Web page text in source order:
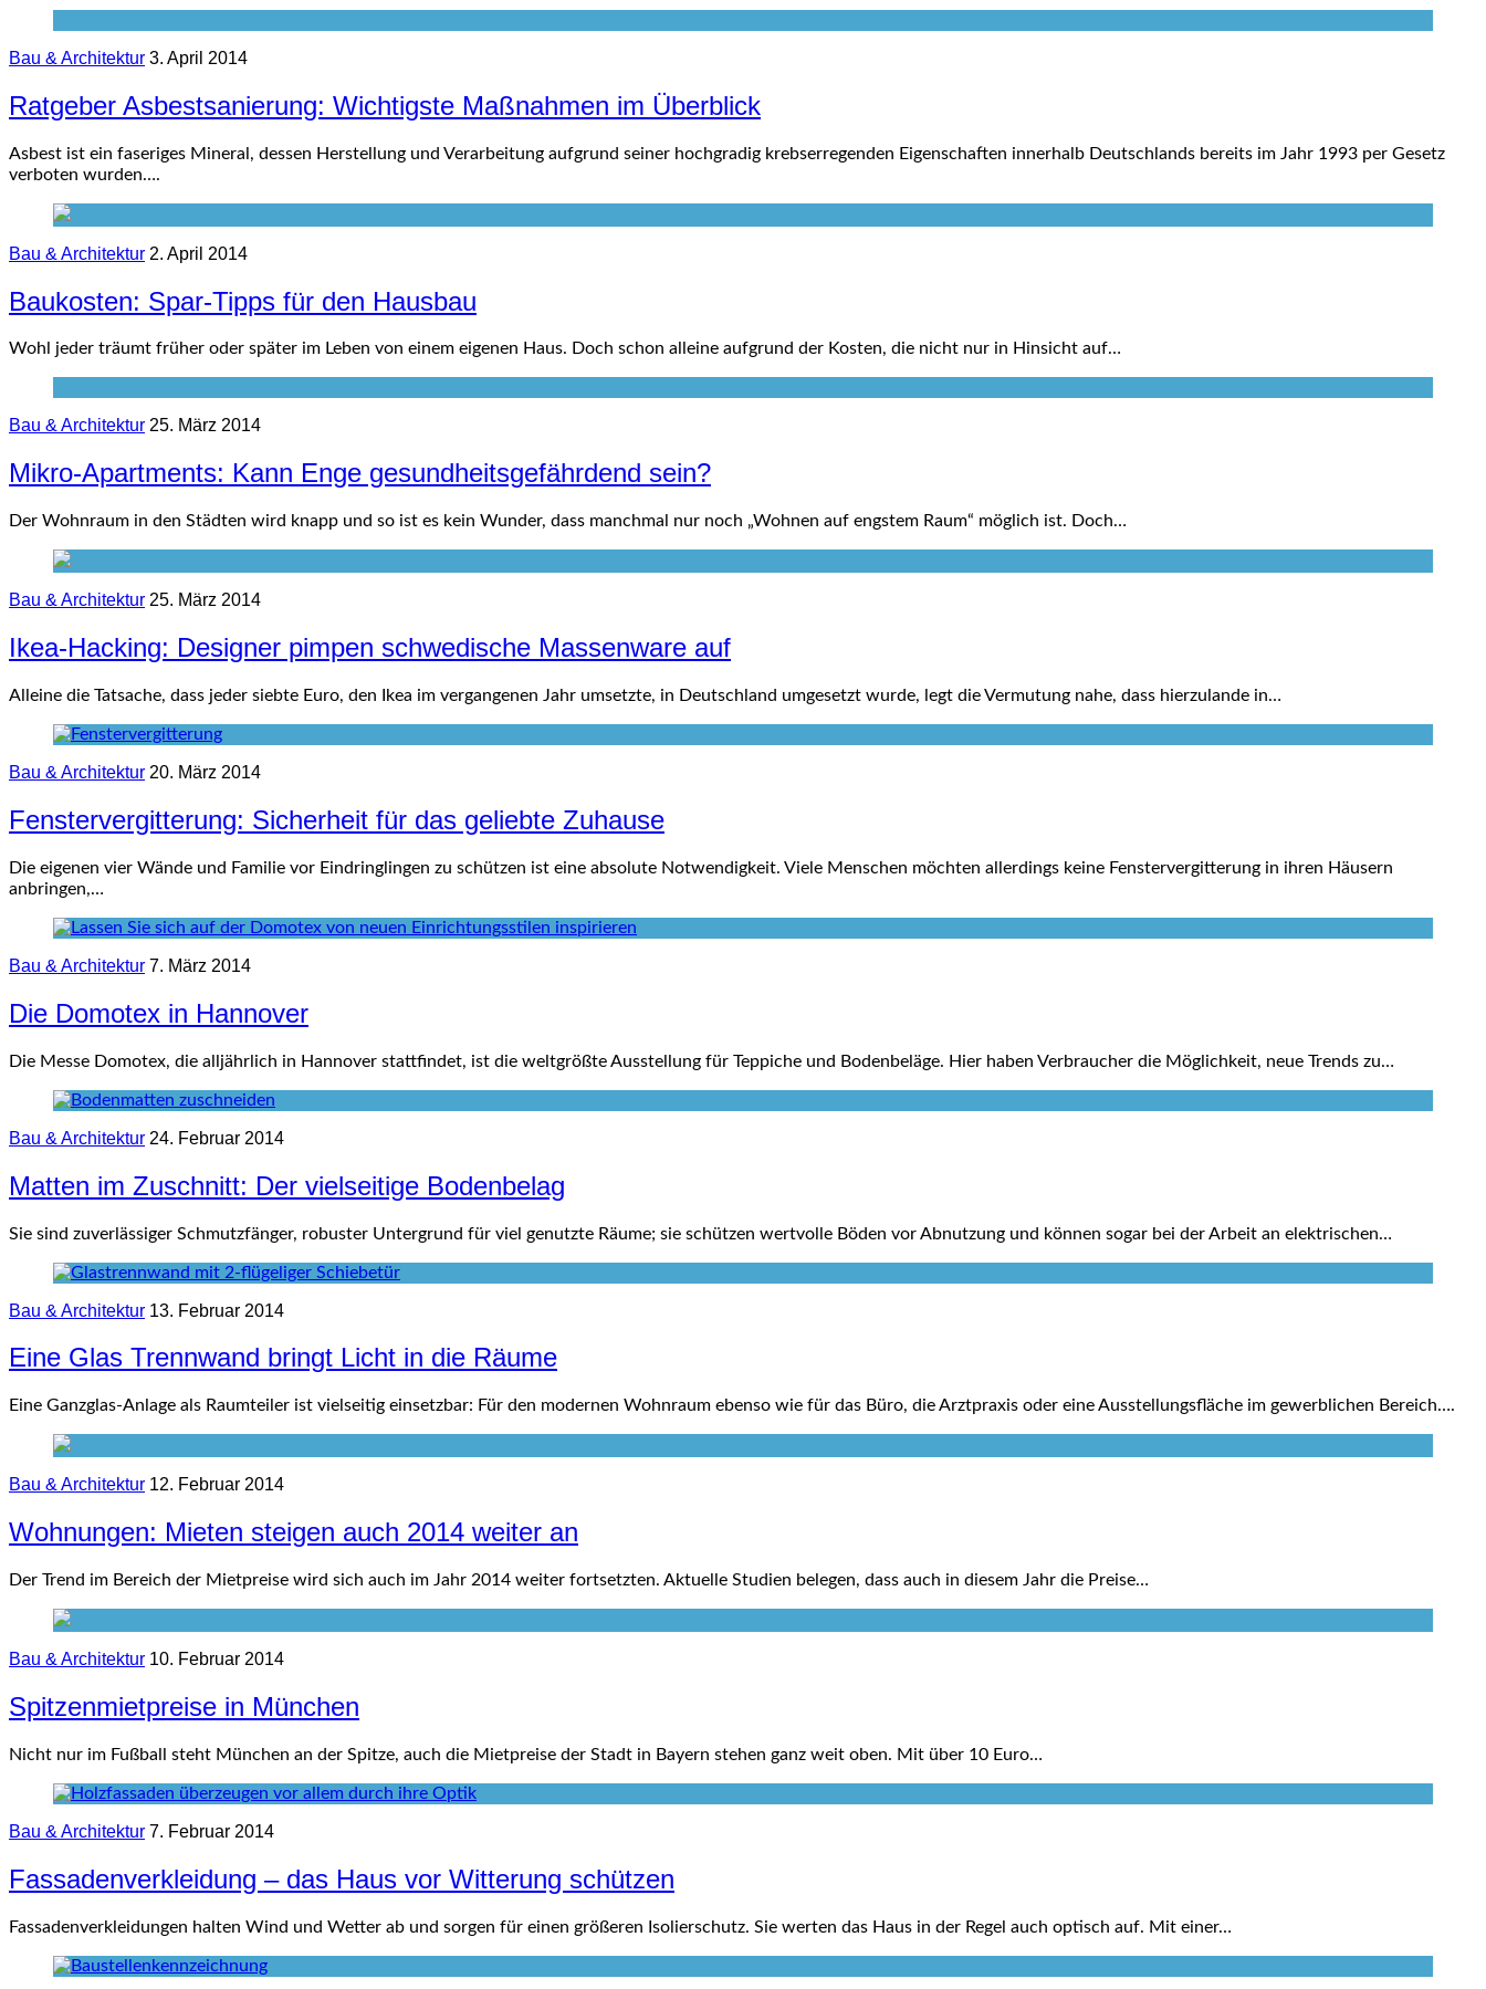
Bau & Architektur 3. April 2014
Ratgeber Asbestsanierung: Wichtigste Maßnahmen im Überblick
Asbest ist ein faseriges Mineral, dessen Herstellung und Verarbeitung aufgrund seiner hochgradig krebserregenden Eigenschaften innerhalb Deutschlands bereits im Jahr 1993 per Gesetz
verboten wurden….
Bau & Architektur 2. April 2014
Baukosten: Spar-Tipps für den Hausbau
Wohl jeder träumt früher oder später im Leben von einem eigenen Haus. Doch schon alleine aufgrund der Kosten, die nicht nur in Hinsicht auf…
Bau & Architektur 25. März 2014
Mikro-Apartments: Kann Enge gesundheitsgefährdend sein?
Der Wohnraum in den Städten wird knapp und so ist es kein Wunder, dass manchmal nur noch „Wohnen auf engstem Raum“ möglich ist. Doch…
Bau & Architektur 25. März 2014
Ikea-Hacking: Designer pimpen schwedische Massenware auf
Alleine die Tatsache, dass jeder siebte Euro, den Ikea im vergangenen Jahr umsetzte, in Deutschland umgesetzt wurde, legt die Vermutung nahe, dass hierzulande in…
Bau & Architektur 20. März 2014
Fenstervergitterung: Sicherheit für das geliebte Zuhause
Die eigenen vier Wände und Familie vor Eindringlingen zu schützen ist eine absolute Notwendigkeit. Viele Menschen möchten allerdings keine Fenstervergitterung in ihren Häusern
anbringen,…
Bau & Architektur 7. März 2014
Die Domotex in Hannover
Die Messe Domotex, die alljährlich in Hannover stattfindet, ist die weltgrößte Ausstellung für Teppiche und Bodenbeläge. Hier haben Verbraucher die Möglichkeit, neue Trends zu…
Bau & Architektur 24. Februar 2014
Matten im Zuschnitt: Der vielseitige Bodenbelag
Sie sind zuverlässiger Schmutzfänger, robuster Untergrund für viel genutzte Räume; sie schützen wertvolle Böden vor Abnutzung und können sogar bei der Arbeit an elektrischen…
Bau & Architektur 13. Februar 2014
Eine Glas Trennwand bringt Licht in die Räume
Eine Ganzglas-Anlage als Raumteiler ist vielseitig einsetzbar: Für den modernen Wohnraum ebenso wie für das Büro, die Arztpraxis oder eine Ausstellungsfläche im gewerblichen Bereich….
Bau & Architektur 12. Februar 2014
Wohnungen: Mieten steigen auch 2014 weiter an
Der Trend im Bereich der Mietpreise wird sich auch im Jahr 2014 weiter fortsetzten. Aktuelle Studien belegen, dass auch in diesem Jahr die Preise…
Bau & Architektur 10. Februar 2014
Spitzenmietpreise in München
Nicht nur im Fußball steht München an der Spitze, auch die Mietpreise der Stadt in Bayern stehen ganz weit oben. Mit über 10 Euro…
Bau & Architektur 7. Februar 2014
Fassadenverkleidung – das Haus vor Witterung schützen
Fassadenverkleidungen halten Wind und Wetter ab und sorgen für einen größeren Isolierschutz. Sie werten das Haus in der Regel auch optisch auf. Mit einer…